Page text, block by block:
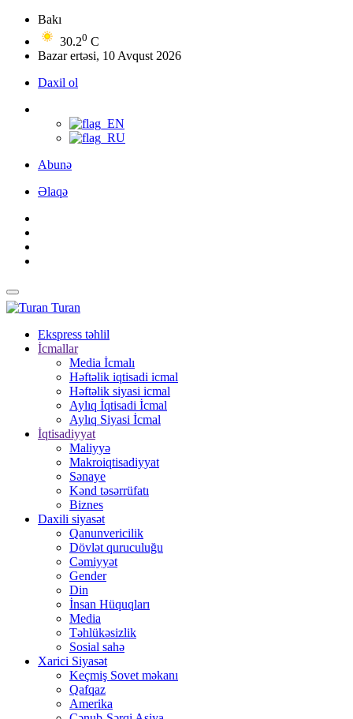
Bakı
30.20 C
Bazar ertəsi, 10 Avqust 2026
Daxil ol
Abunə
Əlaqə
Turan
Ekspress təhlil
İcmallar
Media İcmalı
Həftəlik iqtisadi icmal
Həftəlik siyasi icmal
Aylıq İqtisadi İcmal
Aylıq Siyasi İcmal
İqtisadiyyat
Maliyyə
Makroiqtisadiyyat
Sənaye
Kənd təsərrüfatı
Biznes
Daxili siyasət
Qanunvericilik
Dövlət quruculuğu
Cəmiyyət
Gender
Din
İnsan Hüquqları
Media
Təhlükəsizlik
Sosial sahə
Xarici Siyasət
Keçmiş Sovet məkanı
Qafqaz
Amerika